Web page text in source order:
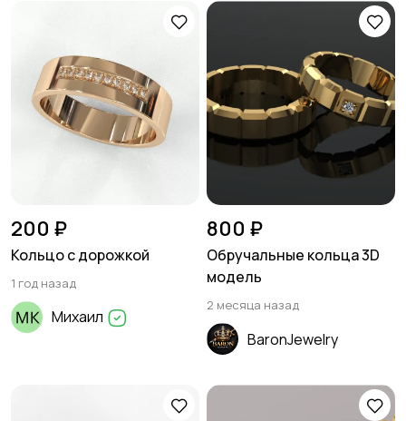
200 ₽
Кольцо с дорожкой
1 год назад
Михаил
800 ₽
Обручальные кольца 3D
модель
2 месяца назад
BaronJewelry